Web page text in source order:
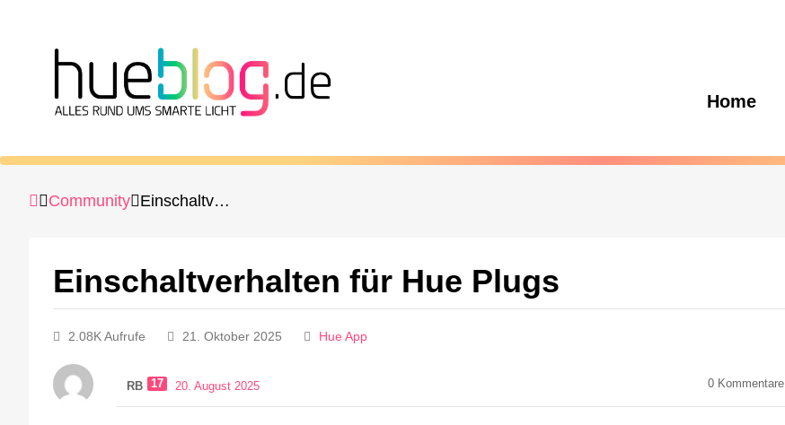
Home
Community Einschaltverhalten für Hue Plugs
Einschaltverhalten für Hue Plugs
2.08K Aufrufe 21. Oktober 2025 Hue App
RB 17 20. August 2025 0 Kommentare